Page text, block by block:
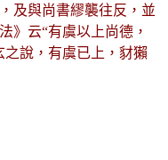
及與尚書繆襲往反，並
》云“有虞以上尚德，
說，有虞已上，豺獺